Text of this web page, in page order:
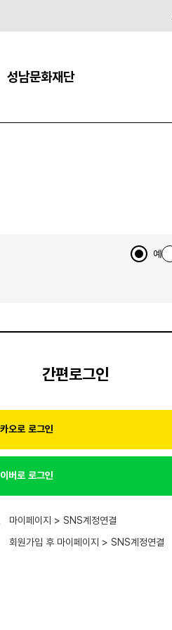
성남문화재단
예
간편로그인
오로 로그인
버로 로그인
마이페이지 > SNS계정연결
회원가입 후 마이페이지 > SNS계정연결